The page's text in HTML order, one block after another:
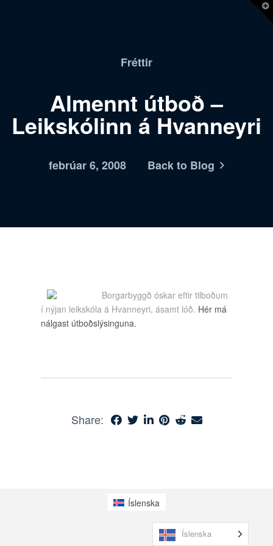
Fréttir
Almennt útboð –
Leikskólinn á Hvanneyri
febrúar 6, 2008 Back to Blog
Borgarbyggð óskar eftir tilboðum
í nýjan leikskóla á Hvanneyri, ásamt lóð. Hér má
nálgast útboðslýsinguna.
Share:
Íslenska
Íslenska